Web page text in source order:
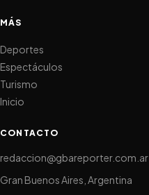
MÁS
Deportes
Espectáculos
Turismo
Inicio
CONTACTO
redaccion@gbareporter.com.ar
Gran Buenos Aires, Argentina